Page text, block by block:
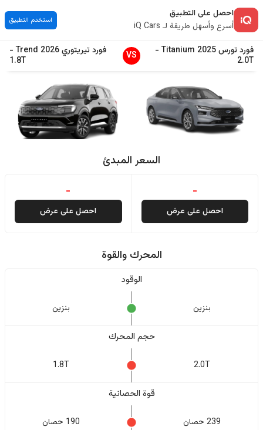
احصل على التطبيق
أسرع وأسهل طريقة لـ iQ Cars
استخدم التطبيق
فوردتورس2025
Titanium
-
2.0T
VS فوردتيريتوري2026
Trend
-
1.8T
السعر المبدئ
-
احصل على عرض
-
احصل على عرض
المحرك والقوة
الوقود
بنزين بنزين
حجم المحرك
2.0T
1.8T
قوة الحصانية
239 حصان 190 حصان